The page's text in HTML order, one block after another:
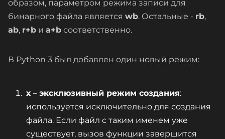
образом, параметром режима записи для
бинарного файла является wb. Остальные - rb,
ab, r+b и a+b соответственно.
В Python 3 был добавлен один новый режим:
x – эксклюзивный режим создания:
используется исключительно для создания
файла. Если файл с таким именем уже
существует, вызов функции завершится